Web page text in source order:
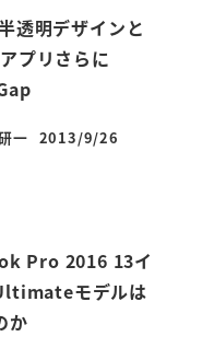
透明デザインと
プリさらに
一
投稿日
2013/9/26
Pro 2016 13イ
モデルは
か